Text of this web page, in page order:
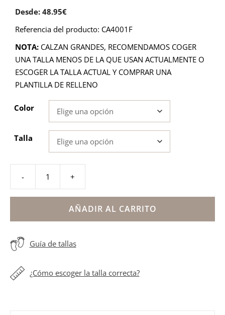
Desde: 48.95€
Referencia del producto: CA4001F
NOTA: CALZAN GRANDES, RECOMENDAMOS COGER
UNA TALLA MENOS DE LA QUE USAN ACTUALMENTE O
ESCOGER LA TALLA ACTUAL Y COMPRAR UNA
PLANTILLA DE RELLENO
Color
Talla
-
castellano
con
antifaz
+
AÑADIR AL CARRITO
Guía de tallas
¿Cómo escoger la talla correcta?